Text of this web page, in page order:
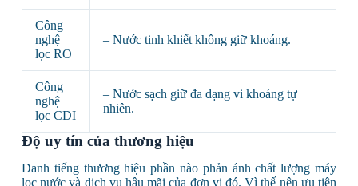
Công
nghệ
lọc RO
– Nước tinh khiết không giữ khoáng.
Công
nghệ
lọc CDI
– Nước sạch giữ đa dạng vi khoáng tự
nhiên.
Độ uy tín của thương hiệu
Danh tiếng thương hiệu phần nào phản ánh chất lượng máy
lọc nước và dịch vụ hậu mãi của đơn vị đó. Vì thế nên ưu tiên